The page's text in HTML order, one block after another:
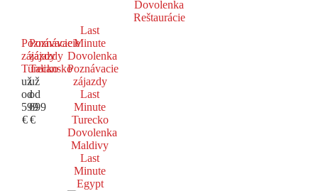
Dovolenka
Reštaurácie
Poznávacie
zájazdy
Turecko
už
od
599
€
Poznávacie
zájazdy
Taliansko
už
od
699
€
Last
Minute
Dovolenka
Poznávacie
zájazdy
Last
Minute
Turecko
Dovolenka
Maldivy
Last
Minute
Egypt